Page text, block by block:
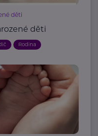
děti
děti
Rodina